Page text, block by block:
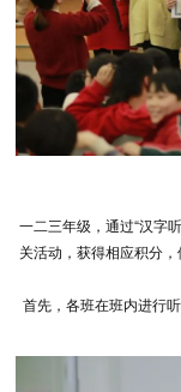
一二三年级，通过“汉字
关活动，获得相应积分
首先，各班在班内进行